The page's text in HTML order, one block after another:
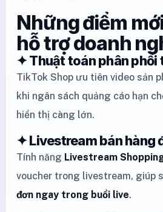
Những điểm
hỗ trợ doanh
✦ Thuật toán phân phối
TikTok Shop ưu tiên video sản
khi ngân sách quảng cáo hạn
hiển thị càng lớn.
✦ Livestream bán hàng
Tính năng Livestream
voucher trong livestream, giúp
đơn ngay trong buổi live.